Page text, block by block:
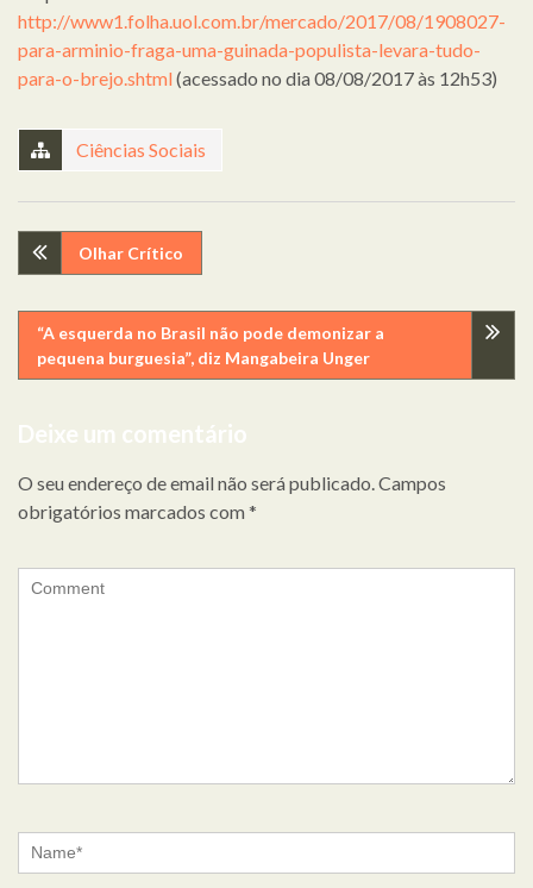
http://www1.folha.uol.com.br/mercado/2017/08/1908027-
para-arminio-fraga-uma-guinada-populista-levara-tudo-
para-o-brejo.shtml (acessado no dia 08/08/2017 às 12h53)
Ciências Sociais
Navegação
de
artigos
Olhar Crítico
“A esquerda no Brasil não pode demonizar a
pequena burguesia”, diz Mangabeira Unger
Deixe um comentário
O seu endereço de email não será publicado. Campos
obrigatórios marcados com *